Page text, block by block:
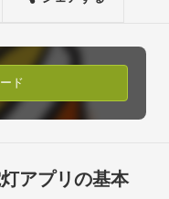
トのOn・Offができま
でも、画面のライト・
明るさを使って明るく
です。
ド
アプリの基本